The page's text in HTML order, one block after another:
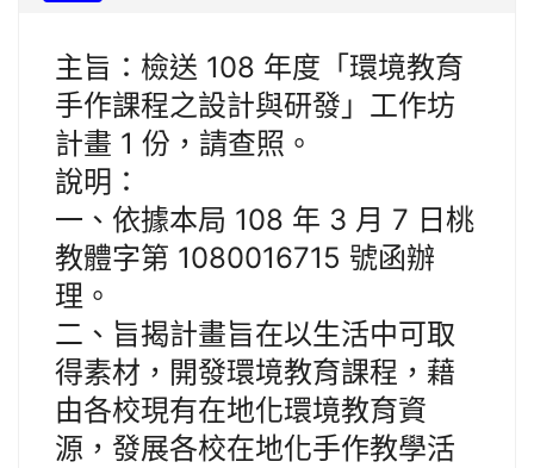
主旨：檢送 108 年度「環境教育
手作課程之設計與研發」工作坊
計畫 1 份，請查照。
說明：
一、依據本局 108 年 3 月 7 日桃
教體字第 1080016715 號函辦
理。
二、旨揭計畫旨在以生活中可取
得素材，開發環境教育課程，藉
由各校現有在地化環境教育資
源，發展各校在地化手作教學活